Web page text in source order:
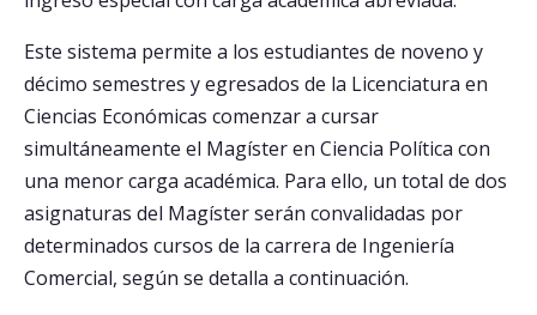
Funcionarios
Egresados
Este sistema permite a los estudiantes de noveno y
décimo semestres y egresados de la Licenciatura en
Ciencias Económicas comenzar a cursar
simultáneamente el Magíster en Ciencia Política con
una menor carga académica. Para ello, un total de dos
asignaturas del Magíster serán convalidadas por
determinados cursos de la carrera de Ingeniería
Comercial, según se detalla a continuación.